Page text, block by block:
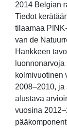
2014 Belgian
Tiedot
tilaamaa
van de
Hankkeen
kolmivuotinen
2008–2010,
alustava
vuosina